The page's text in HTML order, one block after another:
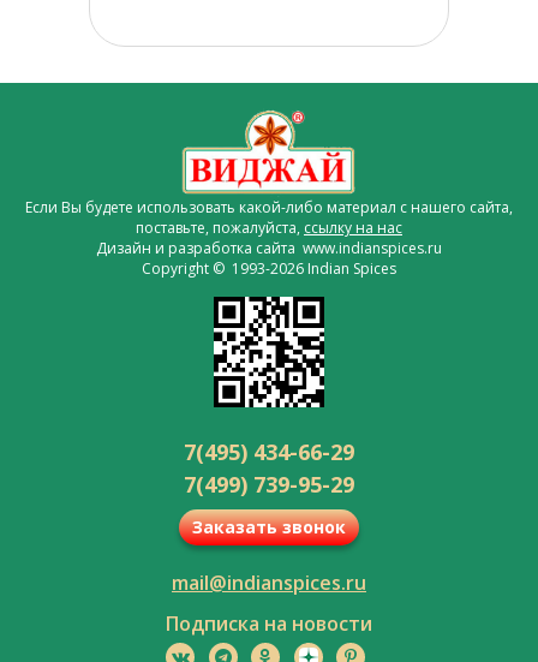
Если Вы будете использовать какой-либо материал с нашего сайта,
поставьте, пожалуйста, ссылку на нас
Дизайн и разработка сайта www.indianspices.ru
Copyright © 1993-2026 Indian Spices
7(495) 434-66-29
7(499) 739-95-29
Заказать звонок
mail@indianspices.ru
Подписка на новости